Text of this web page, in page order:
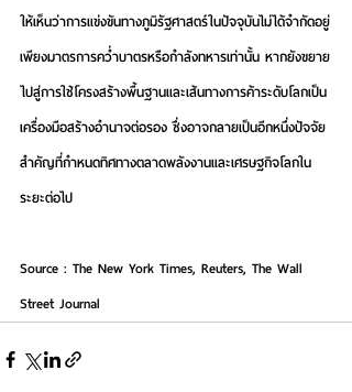
ให้เห็นว่าการแข่งขันทางภูมิรัฐศาสตร์ในปัจจุบันไม่ได้จำกัดอยู่
เพียงมาตรการคว่ำบาตรหรือกำลังทหารเท่านั้น หากยังขยาย
ไปสู่การใช้โครงสร้างพื้นฐานและเส้นทางการค้าระดับโลกเป็น
เครื่องมือสร้างอำนาจต่อรอง ซึ่งอาจกลายเป็นอีกหนึ่งปัจจัย
สำคัญที่กำหนดทิศทางตลาดพลังงานและเศรษฐกิจโลกใน
ระยะต่อไป
Source : The New York Times, Reuters, The Wall
Street Journal